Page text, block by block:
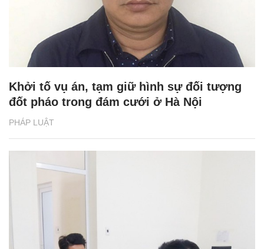
PHÁP LUẬT
Khởi tố vụ án, tạm giữ hình sự đối tượng
đốt pháo trong đám cưới ở Hà Nội